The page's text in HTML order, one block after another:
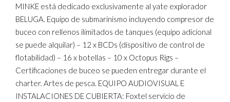
MINKE está dedicado exclusivamente al yate explorador
BELUGA. Equipo de submarinismo incluyendo compresor de
buceo con rellenos ilimitados de tanques (equipo adicional
se puede alquilar) – 12 x BCDs (dispositivo de control de
flotabilidad) – 16 x botellas – 10 x Octopus Rigs –
Certificaciones de buceo se pueden entregar durante el
charter. Artes de pesca. EQUIPO AUDIOVISUAL E
INSTALACIONES DE CUBIERTA: Foxtel servicio de